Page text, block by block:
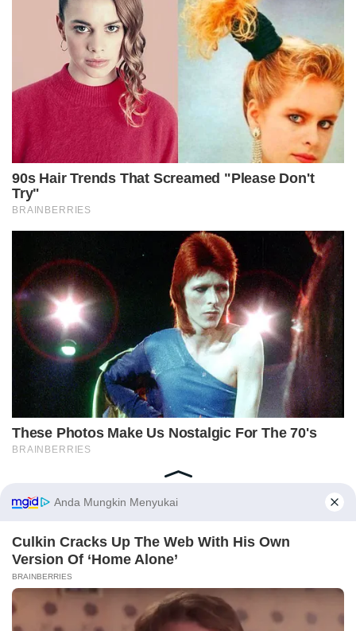
Home Indeks Redaksi Privacy Policy Disclaimer